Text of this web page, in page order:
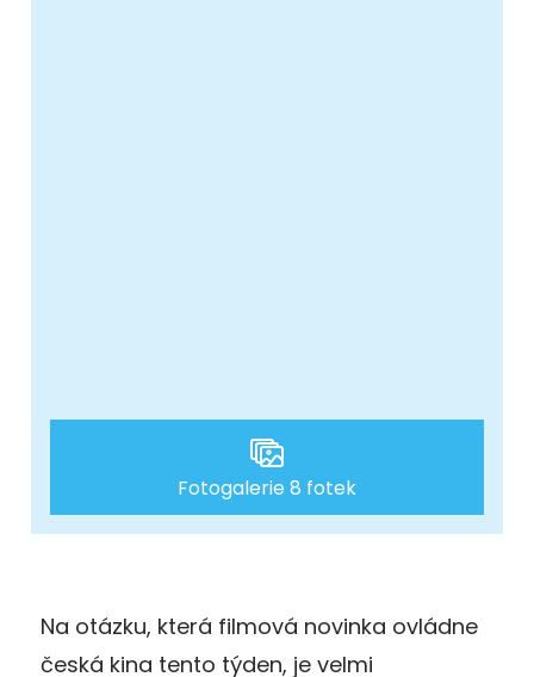
Fotogalerie 8 fotek
Na otázku, která filmová novinka ovládne
česká kina tento týden, je velmi